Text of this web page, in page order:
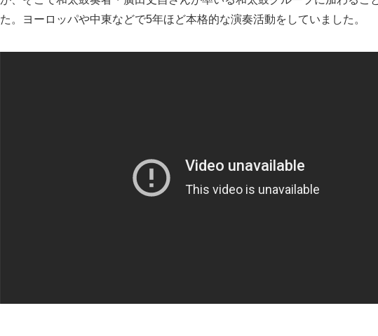
た。ヨーロッパや中東などで5年ほど本格的な演奏活動をしていました。